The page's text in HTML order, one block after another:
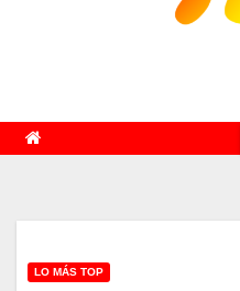
LO MÁS TOP